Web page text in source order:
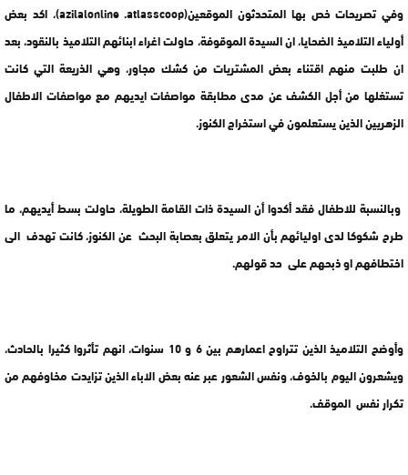
وفي تصريحات خص بها المتحدثون الموقعين(azilalonline .atlasscoop)، اكد بعض
أولياء التلاميذ الضحايا، ان السيدة الموقوفة، حاولت اغراء ابنائهم التلاميذ بالنقود، بعد
ان طلبت منهم اقتناء بعض المشتريات من كشك مجاور، وهي الذريعة التي كانت
تستغلها من أجل الكشف عن مدى مطابقة مواصفات ايديهم مع مواصفات الاطفال
الزهريين الذين يستعلمون في استخراج الكنوز.
وبالنسبة للاطفال فقد أكدوا أن السيدة ذات القامة الطويلة، حاولت بسط أيديهم، ما
طرح شكوكا لدى اوليائهم بأن الامر يتعلق بعصابة البحث عن الكنوز، كانت تهدف الى
اختطافهم او ذبحهم على حد قولهم.
وأوضح التلاميذ الذين تتراوح اعمارهم بين 6 و 10 سنوات، انهم تأثروا كثيرا بالحادث،
ويشعرون اليوم بالخوف، ونفس الشعور عبر عنه بعض الاباء الذين تزايدت مخاوفهم من
تكرار نفس الموقف.